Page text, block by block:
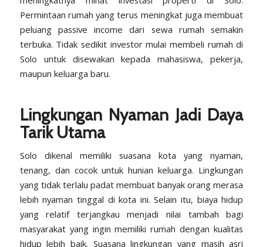
Permintaan rumah yang terus meningkat juga membuat
peluang passive income dari sewa rumah semakin
terbuka. Tidak sedikit investor mulai membeli rumah di
Solo untuk disewakan kepada mahasiswa, pekerja,
maupun keluarga baru.
Lingkungan Nyaman Jadi Daya
Tarik Utama
Solo dikenal memiliki suasana kota yang nyaman,
tenang, dan cocok untuk hunian keluarga. Lingkungan
yang tidak terlalu padat membuat banyak orang merasa
lebih nyaman tinggal di kota ini. Selain itu, biaya hidup
yang relatif terjangkau menjadi nilai tambah bagi
masyarakat yang ingin memiliki rumah dengan kualitas
hidup lebih baik. Suasana lingkungan yang masih asri